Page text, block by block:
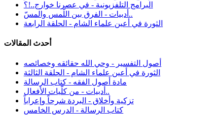
البرامج التلفزيونية - في عصرنا خوارج..!؟
أدبيات - الفرق بين اللّمس والمسّ..
الثورة في أعين علماء الشام - الحلقة الرابعة
أحدث المقالات
أصول التفسير - وحي الله حقائقه وخصائصه
الثورة في أعين علماء الشام - الحلقة الثالثة
مادة أصول الفقه - كتاب الرسالة
أدبيات - من كلّيات الأفعال..
تزكية وأخلاق - البردة شرحاً وإعراباً
كتاب الرسالة - الدرس الخامس